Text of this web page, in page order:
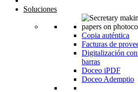
Soluciones
Copia auténtica
Facturas de
Digitalización
barras
Doceo iPDF
Doceo Ademptio